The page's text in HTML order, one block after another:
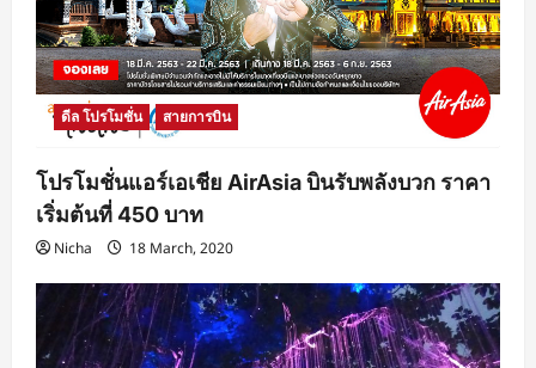
ดีล โปรโมชั่น สายการบิน
โปรโมชั่นแอร์เอเชีย AirAsia บินรับพลังบวก ราคา
เริ่มต้นที่ 450 บาท
Nicha 18 March, 2020